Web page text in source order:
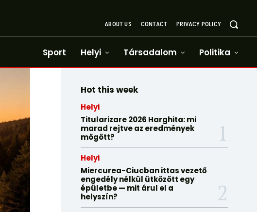
ABOUT US CONTACT PRIVACY POLICY
Sport Helyi Társadalom Politika
Hot this week
Helyi
Titularizare 2026 Harghita: mi
marad rejtve az eredmények
mögött?
Helyi
Miercurea-Ciucban ittas vezető
engedély nélkül ütközött egy
épületbe — mit árul el a
helyszín?